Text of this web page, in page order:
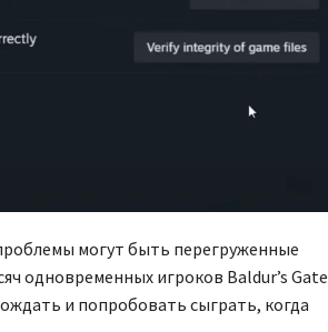
могут быть перегруженные
одновременных игроков Baldur’s Gate
и попробовать сыграть, когда